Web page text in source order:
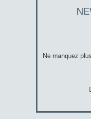
Ne manquez